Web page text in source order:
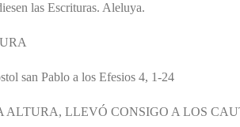
las Escrituras. Aleluya.
san Pablo a los Efesios 4, 1-24
ALTURA, LLEVÓ CONSIGO A LOS